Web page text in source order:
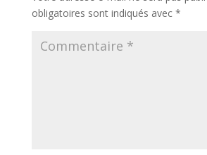
obligatoires sont indiqués avec *